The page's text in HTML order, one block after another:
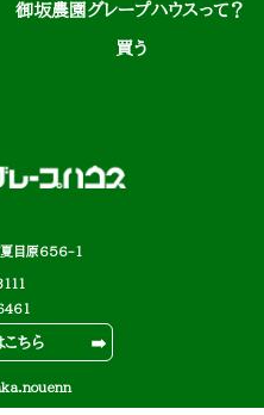
夏目原656-1
ちら
御坂農園グレープハウスって？
買う